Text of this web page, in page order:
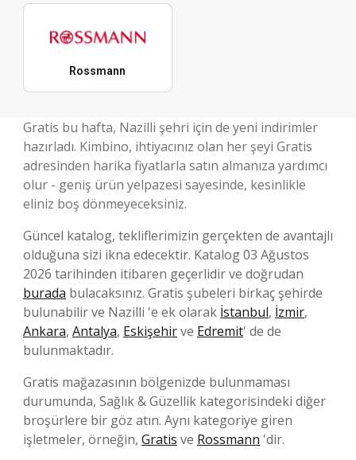
Rossmann
Gratis bu hafta, Nazilli şehri için de yeni indirimler
hazırladı. Kimbino, ihtiyacınız olan her şeyi Gratis
adresinden harika fiyatlarla satın almanıza yardımcı
olur - geniş ürün yelpazesi sayesinde, kesinlikle
eliniz boş dönmeyeceksiniz.
Güncel katalog, tekliflerimizin gerçekten de avantajlı
olduğuna sizi ikna edecektir. Katalog 03 Ağustos
2026 tarihinden itibaren geçerlidir ve doğrudan
burada bulacaksınız. Gratis şubeleri birkaç şehirde
bulunabilir ve Nazilli 'e ek olarak İstanbul, İzmir,
Ankara, Antalya, Eskişehirve Edremit' de de
bulunmaktadır.
Gratis mağazasının bölgenizde bulunmaması
durumunda, Sağlık & Güzellik kategorisindeki diğer
broşürlere bir göz atın. Aynı kategoriye giren
işletmeler, örneğin, Gratis ve Rossmann 'dir.